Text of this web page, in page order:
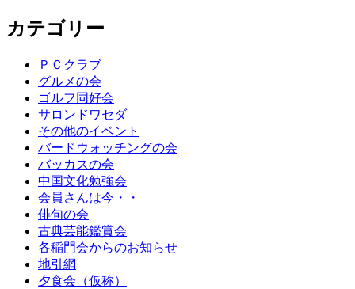
カテゴリー
ＰＣクラブ
グルメの会
ゴルフ同好会
サロンドワセダ
その他のイベント
バードウォッチングの会
バッカスの会
中国文化勉強会
会員さんは今・・
俳句の会
古典芸能鑑賞会
各稲門会からのお知らせ
地引網
夕食会（仮称）